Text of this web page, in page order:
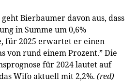
Bierbaumer davon aus, dass
in Summe um 0,6%
für 2025 erwartet er einen
von rund einem Prozent.” Die
für 2024 lautet auf
Wifo aktuell mit 2,2%. (red)